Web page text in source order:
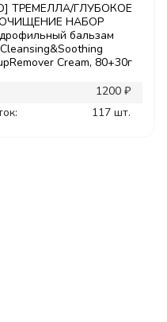
ТРЕМЕЛЛА/ГЛУБОКОЕ
НАБОР
бальзам
Cleansing&Soothing
Cream, 80+30г
1200 ₽
117 шт.